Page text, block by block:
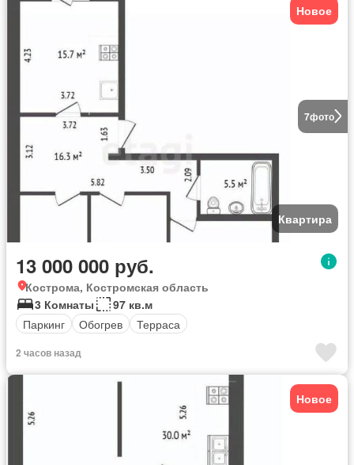
7фото
Новое
Квартира
13 000 000 руб.
Кострома, Костромская область
3 Комнаты
97 кв.м
Паркинг
Обогрев Терраса
2 часов назад
Новое